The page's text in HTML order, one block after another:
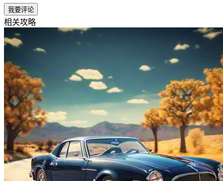
我要评论
相关攻略